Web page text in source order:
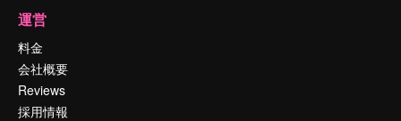
運営
料金
会社概要
Reviews
採用情報